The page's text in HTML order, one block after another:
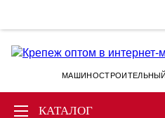
КАТАЛОГ